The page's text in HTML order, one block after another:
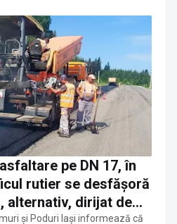
pe DN 17, în
rutier se desfășoră
alternativ, dirijat de
și Poduri Iași informează că